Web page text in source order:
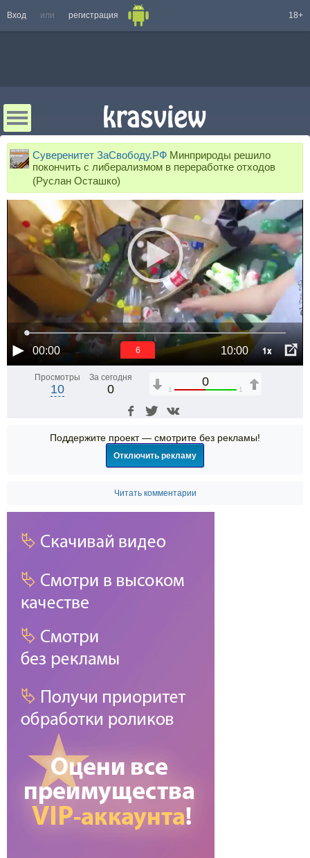
Вход или регистрация 18+
Суверенитет ЗаСвободу.РФ Минприроды решило
покончить с либерализмом в переработке отходов
(Руслан Осташко)
00:00 10:00 1x
6
Просмотры
10
За сегодня
0
0
1 1
Поддержите проект — смотрите без рекламы!
Отключить рекламу
Читать комментарии